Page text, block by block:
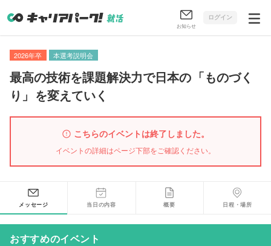
お知らせ
ログイン
2026年卒 本選考説明会
最高の技術を課題解決力で日本の 「ものづく
り 」 を変えていく
こちらのイベントは終了しました。
イベントの詳細はページ下部をご確認ください。
メッセージ 当日の内容 概要 日程・場所
おすすめのイベント